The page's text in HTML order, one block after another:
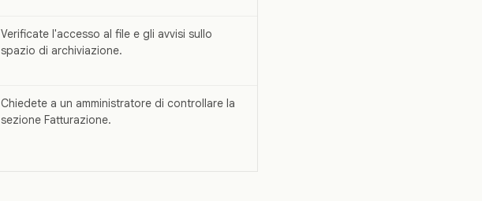
Verificate l'accesso al file e gli avvisi sullo
spazio di archiviazione.
Chiedete a un amministratore di controllare la
sezione Fatturazione.